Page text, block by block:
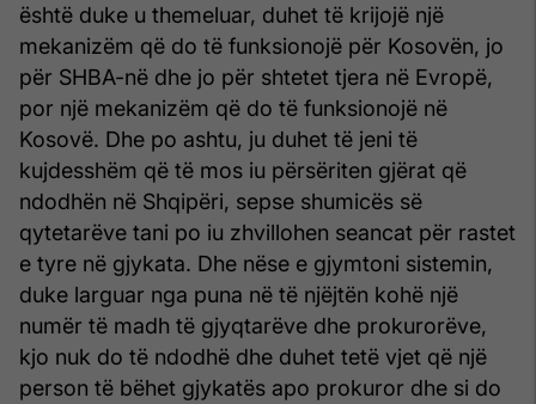
është duke u themeluar, duhet të krijojë një
mekanizëm që do të funksionojë për Kosovën, jo
për SHBA-në dhe jo për shtetet tjera në Evropë,
por një mekanizëm që do të funksionojë në
Kosovë. Dhe po ashtu, ju duhet të jeni të
kujdesshëm që të mos iu përsëriten gjërat që
ndodhën në Shqipëri, sepse shumicës së
qytetarëve tani po iu zhvillohen seancat për rastet
e tyre në gjykata. Dhe nëse e gjymtoni sistemin,
duke larguar nga puna në të njëjtën kohë një
numër të madh të gjyqtarëve dhe prokurorëve,
kjo nuk do të ndodhë dhe duhet tetë vjet që një
person të bëhet gjykatës apo prokuror dhe si do